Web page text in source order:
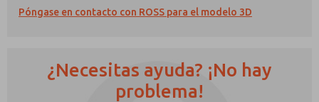
Póngase en contacto con ROSS para el modelo 3D
¿Necesitas ayuda? ¡No hay
problema!
Envíenme actualizaciones periódicas sobre
características, capacidades del producto y
que los datos que proporcione se recopilarán
y almacenarán electrónicamente. Mis datos se
utilizan únicamente con fines estrictamente